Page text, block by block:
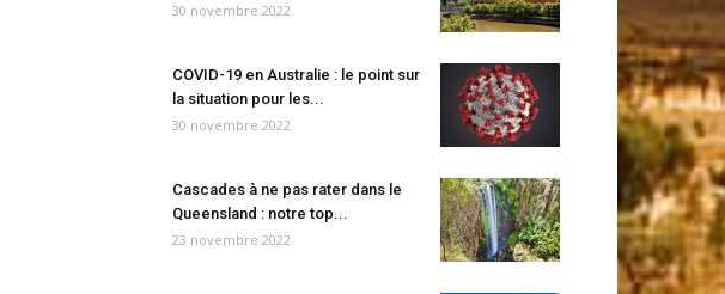
30 novembre 2022
COVID-19 en Australie : le point sur
la situation pour les...
30 novembre 2022
Cascades à ne pas rater dans le
Queensland : notre top...
23 novembre 2022